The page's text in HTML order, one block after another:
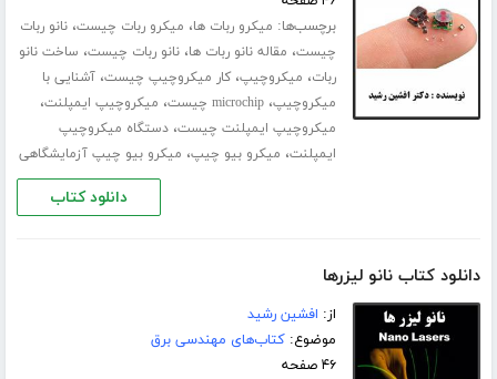
برچسب‌ها: میکرو ربات ها، میکرو ربات چیست،نانو ربات
چیست، مقاله نانو ربات ها،نانو ربات چیست، ساخت نانو
ربات، میکروچیپ،کار میکروچیپ چیست،آشنایی با
میکروچیپ،microchip چیست ، میکروچیپ ایمپلنت،
میکروچیپ ایمپلنت چیست،دستگاه میکروچیپ
ایمپلنت، میکرو بیو چیپ، میکرو بیو چیپ آزمایشگاهی
دانلود کتاب
دانلود کتاب نانو لیزرها
از: افشین رشید
موضوع:کتاب‌های مهندسی برق
۴۶ صفحه